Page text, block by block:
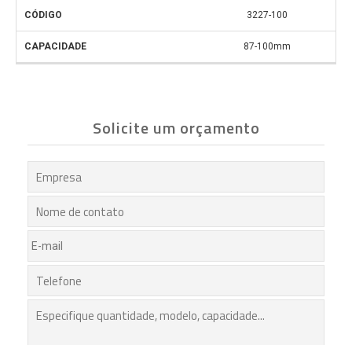
3227-100
87-100mm
Solicite um orçamento